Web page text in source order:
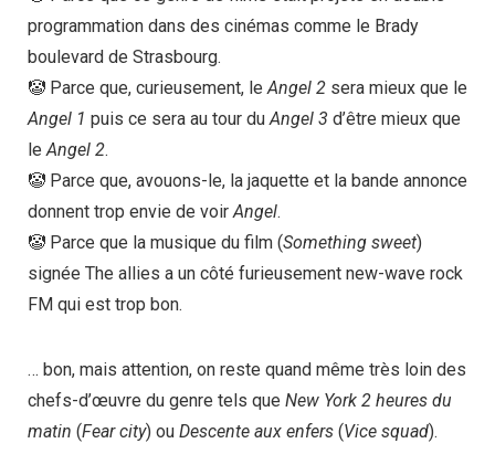
programmation dans des cinémas comme le Brady
boulevard de Strasbourg.
🤡 Parce que, curieusement, leAngel 2 sera mieux que le
Angel 1 puis ce sera au tour duAngel 3 d’être mieux que
leAngel 2.
🤡 Parce que, avouons-le, la jaquette et la bande annonce
donnent trop envie de voirAngel.
🤡 Parce que la musique du film (Something sweet)
signée The allies a un côté furieusement new-wave rock
FM qui est trop bon.
… bon, mais attention, on reste quand même très loin des
chefs-d’œuvre du genre tels que New York 2 heures du
matin (Fear city) ou Descente aux enfers (Vice squad).